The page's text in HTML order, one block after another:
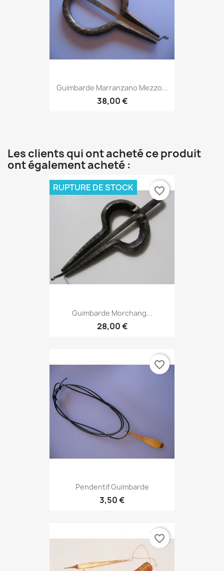
Guimbarde Marranzano Mezzo...
38,00 €
Les clients qui ont acheté ce produit
ont également acheté :
Guimbarde Morchang...
28,00 €
RUPTURE DE STOCK favorite_border
Pendentif Guimbarde
3,50 €
favorite_border
favorite_border